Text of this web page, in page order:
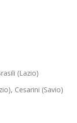
(Lazio)
Cesarini (Savio)